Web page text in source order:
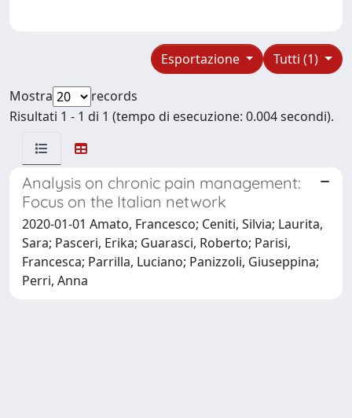
Tutti (1)
Esportazione
Mostra
records
Risultati 1 - 1 di 1 (tempo di esecuzione: 0.004 secondi).
Analysis on chronic pain management:
Focus on the Italian network
2020-01-01 Amato, Francesco; Ceniti, Silvia; Laurita,
Sara; Pasceri, Erika; Guarasci, Roberto; Parisi,
Francesca; Parrilla, Luciano; Panizzoli, Giuseppina;
Perri, Anna